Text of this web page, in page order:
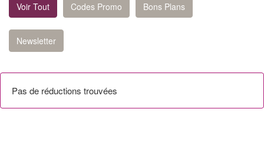
Voir Tout Codes Promo Bons Plans
Newsletter
Pas de réductions trouvées